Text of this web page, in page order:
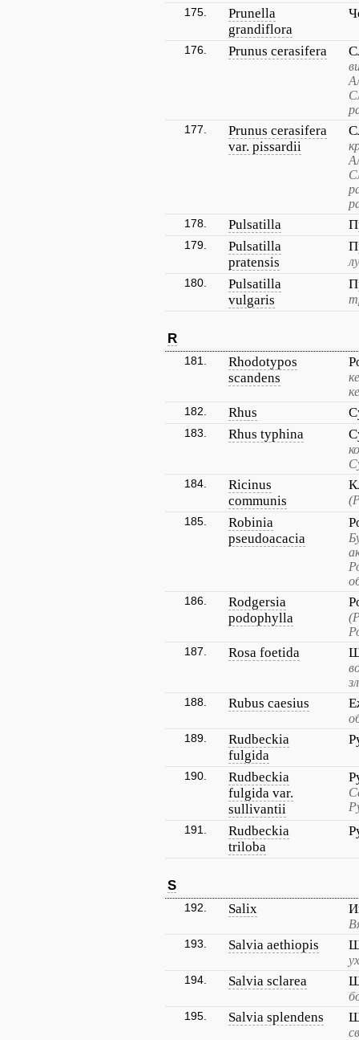
175.
Prunella
grandiflora
176. Prunus cerasifera
177.
Prunus cerasifera
var. pissardii
178. Pulsatilla
179.
Pulsatilla
pratensis
180.
Pulsatilla
vulgaris
R
181.
Rhodotypos
scandens
182. Rhus
183. Rhus typhina
184.
Ricinus
communis
185.
Robinia
pseudoacacia
186.
Rodgersia
podophylla
187. Rosa foetida
188. Rubus caesius
189.
Rudbeckia
fulgida
190.
Rudbeckia
fulgida var.
sullivantii
191.
Rudbeckia
triloba
S
192. Salix
193. Salvia aethiopis
194. Salvia sclarea
195. Salvia splendens